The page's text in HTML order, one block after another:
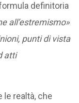
definitoria
all’estremismo»
punti di vista
atti
realtà, che